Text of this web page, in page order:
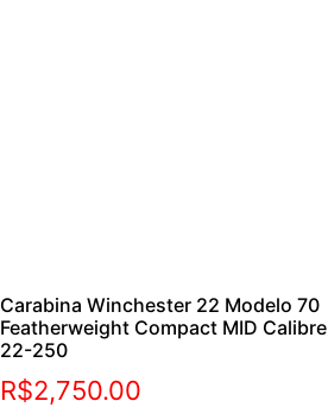
Carabina Winchester 22 Modelo 70
Featherweight Compact MID Calibre
22-250
R$2,750.00